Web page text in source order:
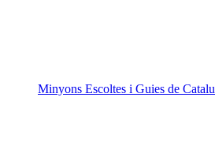
Minyons Escoltes i Guies de